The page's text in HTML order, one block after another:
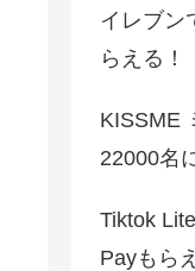
イレブン
らえる！
KISSME
22000名
Tiktok
Payもら